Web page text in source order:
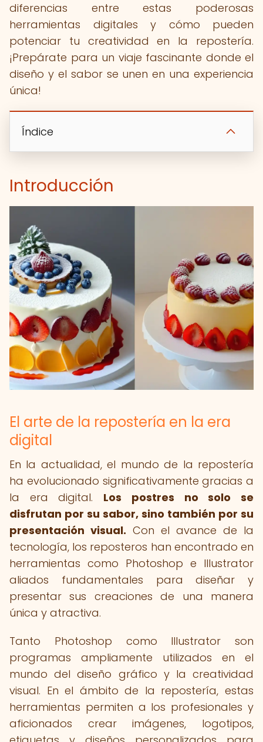
diferencias entre estas poderosas
herramientas digitales y cómo pueden
potenciar tu creatividad en la repostería.
¡Prepárate para un viaje fascinante donde el
diseño y el sabor se unen en una experiencia
única!
Índice
Introducción
El arte de la repostería en la era
digital
En la actualidad, el mundo de la repostería
ha evolucionado significativamente gracias a
la era digital. Los postres no solo se
disfrutan por su sabor, sino también por su
presentación visual. Con el avance de la
tecnología, los reposteros han encontrado en
herramientas como Photoshop e Illustrator
aliados fundamentales para diseñar y
presentar sus creaciones de una manera
única y atractiva.
Tanto Photoshop como Illustrator son
programas ampliamente utilizados en el
mundo del diseño gráfico y la creatividad
visual. En el ámbito de la repostería, estas
herramientas permiten a los profesionales y
aficionados crear imágenes, logotipos,